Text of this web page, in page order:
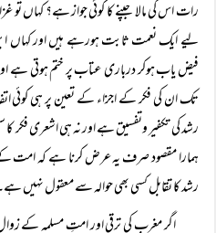
رات اس کی مالا جپنے کا کوئی جواز ہے؟ کہاں تو
لیے ایک نعمت ثابت ہورہے ہیں اور کہاں
فیض یاب ہوکر درباری عتاب پر ختم ہوتی ہے
تک ان کی فکر کے اجزاء کے تعین پر ہی کوئی
رشد کی تکفیر وتفسیق ہے اور نہ ہی اشعری فکر کا
ہمارا مقصود صرف یہ عرض کرنا ہے کہ امت
رشد کا تقابل کسی بھی حوالہ سے معقول نہیں
اگر مغرب کی ترقی اور امتِ مسلمہ کے